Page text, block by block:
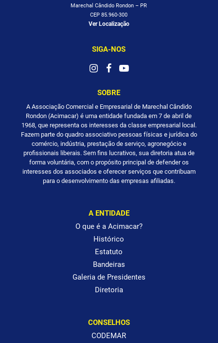
Marechal Cândido Rondon – PR
CEP 85.960-300
Ver Localização
SIGA-NOS
SOBRE
A Associação Comercial e Empresarial de Marechal Cândido
Rondon (Acimacar) é uma entidade fundada em 7 de abril de
1968, que representa os interesses da classe empresarial local.
Fazem parte do quadro associativo pessoas físicas e jurídica do
comércio, indústria, prestação de serviço, agronegócio e
profissionais liberais. Sem fins lucrativos, sua diretoria atua de
forma voluntária, com o propósito principal de defender os
interesses dos associados e oferecer serviços que contribuam
para o desenvolvimento das empresas afiliadas.
A ENTIDADE
O que é a Acimacar?
Histórico
Estatuto
Bandeiras
Galeria de Presidentes
Diretoria
CONSELHOS
CODEMAR